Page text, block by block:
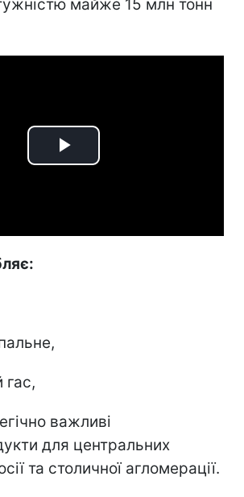
майже 15 млн тонн
Play
гас,
важливі
для центральних
та столичної агломерації.